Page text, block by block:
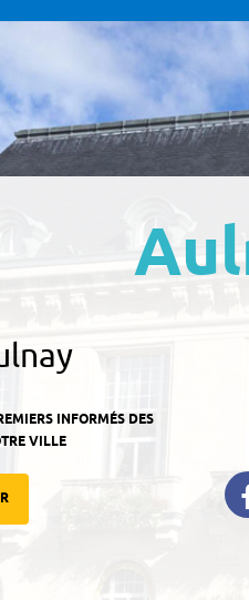
INFORMÉS DES
VILLE